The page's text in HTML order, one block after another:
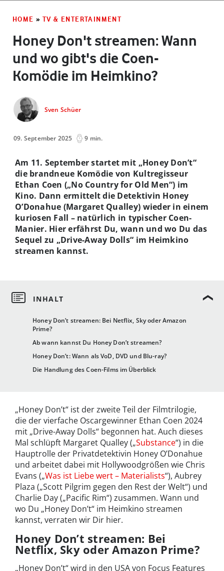
HOME » TV & ENTERTAINMENT
Honey Don't streamen: Wann
und wo gibt's die Coen-
Komödie im Heimkino?
Sven Schüer
09. September 2025 9 min.
Honey Don’t streamen: Bei Netflix, Sky oder Amazon
Prime?
Ab wann kannst Du Honey Don’t streamen?
Honey Don’t: Wann als VoD, DVD und Blu-ray?
Die Handlung des Coen-Films im Überblick
Am 11. September startet mit „Honey Don’t“
die brandneue Komödie von Kultregisseur
Ethan Coen („No Country for Old Men“) im
Kino. Dann ermittelt die Detektivin Honey
O’Donahue (Margaret Qualley) wieder in einem
kuriosen Fall – natürlich in typischer Coen-
Manier. Hier erfährst Du, wann und wo Du das
Sequel zu „Drive-Away Dolls“ im Heimkino
streamen kannst.
„Honey Don’t“ ist der zweite Teil der Filmtrilogie,
die der vierfache Oscargewinner Ethan Coen 2024
mit „Drive-Away Dolls“ begonnen hat. Auch dieses
Mal schlüpft Margaret Qualley („Substance“) in die
Hauptrolle der Privatdetektivin Honey O’Donahue
und arbeitet dabei mit Hollywoodgrößen wie Chris
Evans („Was ist Liebe wert – Materialists“), Aubrey
Plaza („Scott Pilgrim gegen den Rest der Welt“) und
Charlie Day („Pacific Rim“) zusammen. Wann und
wo Du „Honey Don’t“ im Heimkino streamen
kannst, verraten wir Dir hier.
Honey Don’t streamen: Bei
Netflix, Sky oder Amazon Prime?
„Honey Don’t“ wird in den USA von Focus Features